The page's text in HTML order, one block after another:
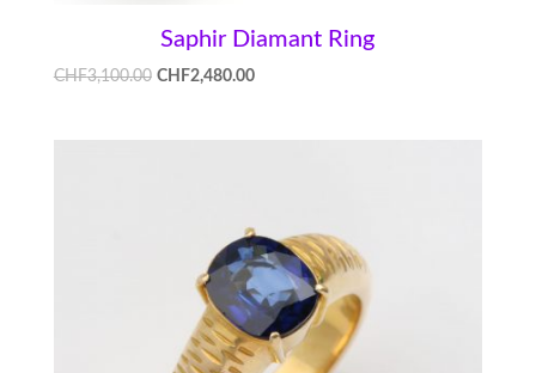
Saphir Diamant Ring
CHF3,100.00 CHF2,480.00